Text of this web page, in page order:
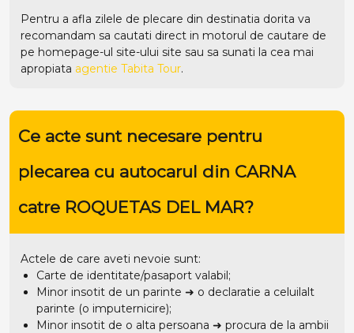
Pentru a afla zilele de plecare din destinatia dorita va
recomandam sa cautati direct in motorul de cautare de
pe homepage-ul site-ului site sau sa sunati la cea mai
apropiata agentie Tabita Tour.
Ce acte sunt necesare pentru
plecarea cu autocarul din CARNA
catre ROQUETAS DEL MAR?
Actele de care aveti nevoie sunt:
Carte de identitate/pasaport valabil;
Minor insotit de un parinte ➜ o declaratie a celuilalt
parinte (o imputernicire);
Minor insotit de o alta persoana ➜ procura de la ambii